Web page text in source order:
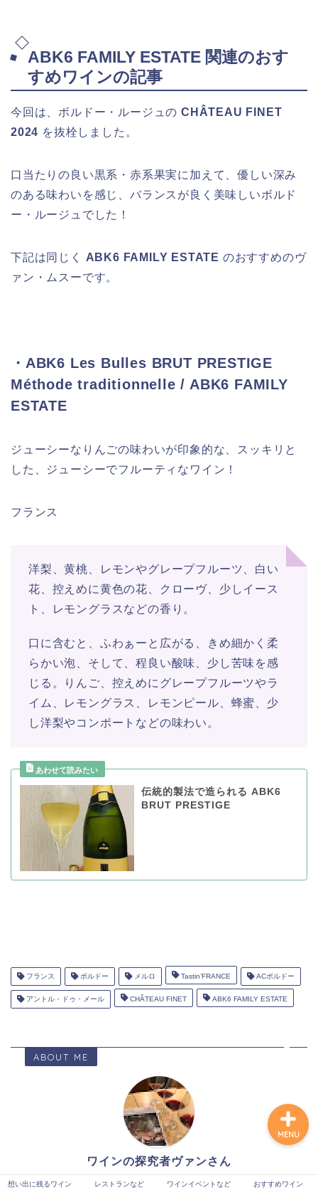
ABK6 FAMILY ESTATE 関連のおす
すめワインの記事
今回は、ボルドー・ルージュの CHÂTEAU FINET
2024 を抜栓しました。
口当たりの良い黒系・赤系果実に加えて、優しい深み
のある味わいを感じ、バランスが良く美味しいボルド
ー・ルージュでした！
下記は同じく ABK6 FAMILY ESTATE のおすすめのヴ
ァン・ムスーです。
・ABK6 Les Bulles BRUT PRESTIGE
Méthode traditionnelle / ABK6 FAMILY
ESTATE
ジューシーなりんごの味わいが印象的な、スッキリと
した、ジューシーでフルーティなワイン！
フランス
洋梨、黄桃、レモンやグレープフルーツ、白い
花、控えめに黄色の花、クローヴ、少しイース
ト、レモングラスなどの香り。
口に含むと、ふわぁーと広がる、きめ細かく柔
らかい泡、そして、程良い酸味、少し苦味を感
じる。りんご、控えめにグレープフルーツやラ
イム、レモングラス、レモンピール、蜂蜜、少
し洋梨やコンポートなどの味わい。
伝統的製法で造られる ABK6
BRUT PRESTIGE
フランス ボルドー メルロ Tastin’FRANCE ACボルドー
アントル・ドゥ・メール CHÂTEAU FINET ABK6 FAMILY ESTATE
ABOUT ME
ワインの探究者ヴァンさん
◆実際に飲んだワイン、及び、料理とのペアリングを紹
想い出に残るワイン レストランなど ワインイベントなど おすすめワイン
MENU
レストランなど